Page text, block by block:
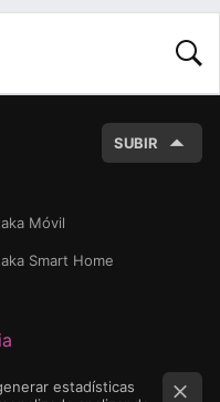
SUBIR
Móvil
Smart Home
estadísticas